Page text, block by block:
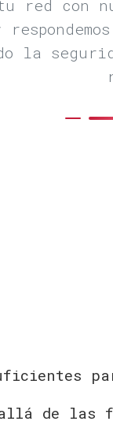
red con
la
allá de